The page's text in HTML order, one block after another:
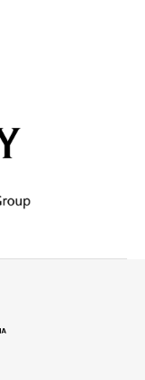
d'Excel·lència